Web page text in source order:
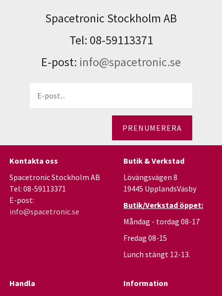
Spacetronic Stockholm AB
Tel: 08-59113371
E-post: info@spacetronic.se
PRENUMERERA
Kontakta oss
Spacetronic Stockholm AB
Tel: 08-59113371
E-post:
info@spacetronic.se
Butik & Verkstad
Lövängsvägen 8
19445 UpplandsVäsby
Butik/Verkstad öppet:
Måndag - tordag 08-17
Fredag 08-15
Lunch stängt 12-13.
Handla
Information